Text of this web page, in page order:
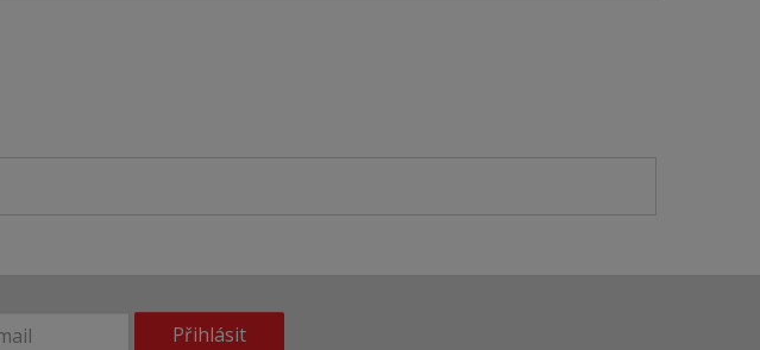
Přihlásit